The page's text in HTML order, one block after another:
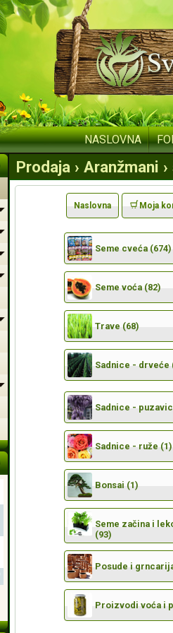
NASLOVNA
Prodaja › Aranžmani
Naslovna Moja
Seme cveća (674)
Seme voća (82)
Trave (68)
Sadnice - drveće
Sadnice -
Sadnice - ruže (1)
Bonsai (1)
Seme začina i
(93)
Posude i
Proizvodi voća i